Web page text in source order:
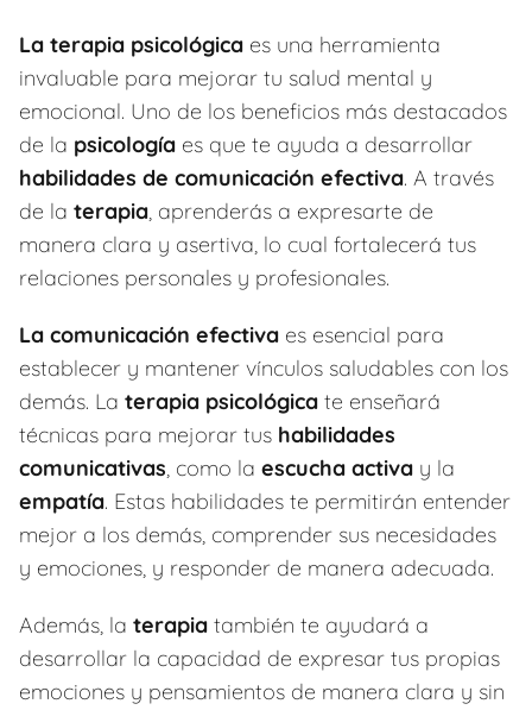
La terapia psicológica es una herramienta
invaluable para mejorar tu salud mental y
emocional. Uno de los beneficios más destacados
de la psicología es que te ayuda a desarrollar
habilidades de comunicación efectiva. A través
de la terapia, aprenderás a expresarte de
manera clara y asertiva, lo cual fortalecerá tus
relaciones personales y profesionales.
La comunicación efectiva es esencial para
establecer y mantener vínculos saludables con los
demás. La terapia psicológica te enseñará
técnicas para mejorar tus habilidades
comunicativas, como la escucha activa y la
empatía. Estas habilidades te permitirán entender
mejor a los demás, comprender sus necesidades
y emociones, y responder de manera adecuada.
Además, la terapia también te ayudará a
desarrollar la capacidad de expresar tus propias
emociones y pensamientos de manera clara y sin